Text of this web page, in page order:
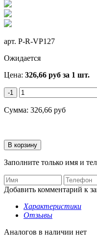
арт. P-R-VP127
Ожидается
Цена: 326,66 руб за 1 шт.
-1
Сумма: 326,66 руб
Заполните только имя и
Добавить комментарий к
Характеристики
Отзывы
Аналогов в наличии нет